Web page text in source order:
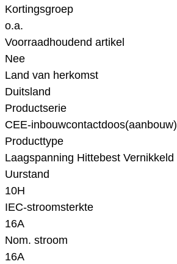
Kortingsgroep
o.a.
Voorraadhoudend artikel
Nee
Land van herkomst
Duitsland
Productserie
CEE-inbouwcontactdoos(aanbouw)
Producttype
Laagspanning Hittebest Vernikkeld
Uurstand
10H
IEC-stroomsterkte
16A
Nom. stroom
16A